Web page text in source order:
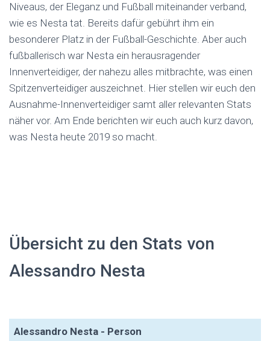
Niveaus, der Eleganz und Fußball miteinander verband,
wie es Nesta tat. Bereits dafür gebührt ihm ein
besonderer Platz in der Fußball-Geschichte. Aber auch
fußballerisch war Nesta ein herausragender
Innenverteidiger, der nahezu alles mitbrachte, was einen
Spitzenverteidiger auszeichnet. Hier stellen wir euch den
Ausnahme-Innenverteidiger samt aller relevanten Stats
näher vor. Am Ende berichten wir euch auch kurz davon,
was Nesta heute 2019 so macht.
Übersicht zu den Stats von
Alessandro Nesta
Alessandro Nesta - Person